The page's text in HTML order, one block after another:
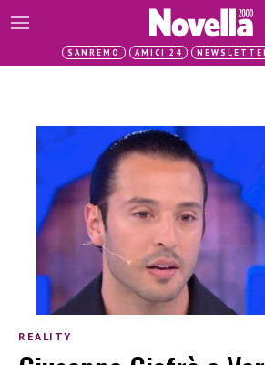
SANREMO AMICI 24
REALITY